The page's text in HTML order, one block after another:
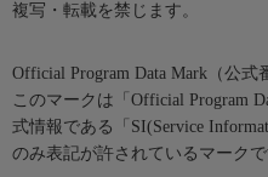
複写・転載を禁じます。
Official Program Data Mark（公式
このマークは「Official Program
式情報である「SI(Service
のみ表記が許されているマークで